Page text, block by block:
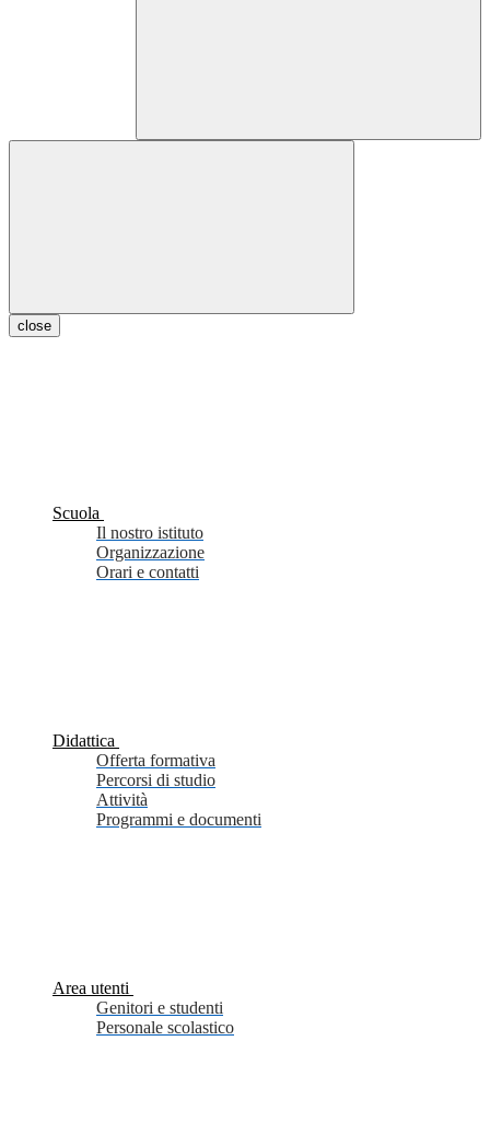
close
Scuola
Il nostro istituto
Organizzazione
Orari e contatti
Didattica
Offerta formativa
Percorsi di studio
Attività
Programmi e documenti
Area utenti
Genitori e studenti
Personale scolastico